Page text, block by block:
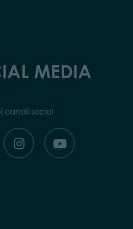
MEDIA
canali social